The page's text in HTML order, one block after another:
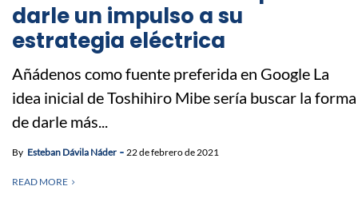
darle un impulso a su
estrategia eléctrica
Añádenos como fuente preferida en Google La
idea inicial de Toshihiro Mibe sería buscar la forma
de darle más...
By Esteban Dávila Náder 22 de febrero de 2021
READ MORE